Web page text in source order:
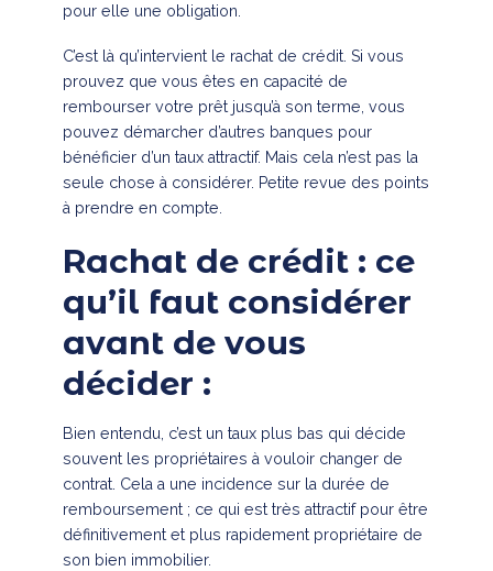
pour elle une obligation.
C’est là qu’intervient le rachat de crédit. Si vous
prouvez que vous êtes en capacité de
rembourser votre prêt jusqu’à son terme, vous
pouvez démarcher d’autres banques pour
bénéficier d’un taux attractif. Mais cela n’est pas la
seule chose à considérer. Petite revue des points
à prendre en compte.
Rachat de crédit : ce
qu’il faut considérer
avant de vous
décider :
Bien entendu, c’est un taux plus bas qui décide
souvent les propriétaires à vouloir changer de
contrat. Cela a une incidence sur la durée de
remboursement ; ce qui est très attractif pour être
définitivement et plus rapidement propriétaire de
son bien immobilier.